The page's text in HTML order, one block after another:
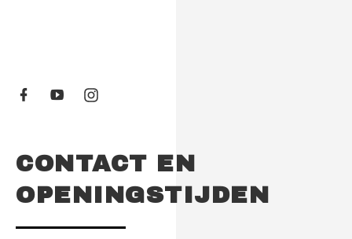
CONTACT EN
OPENINGSTIJDEN